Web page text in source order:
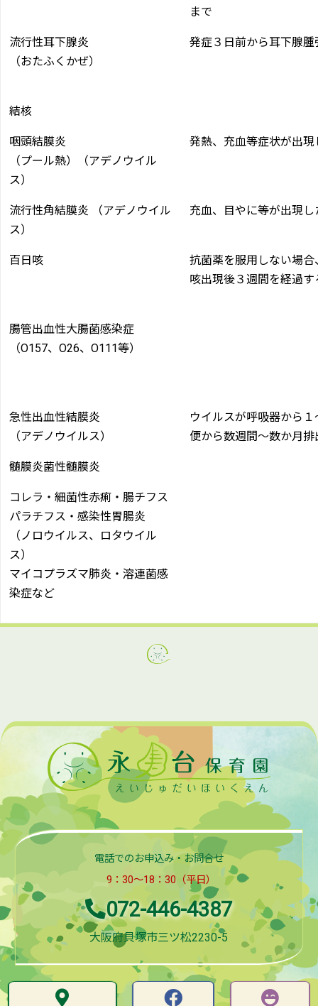
まで
流行性耳下腺炎
（おたふくかぜ）
発症３日前から耳下腺腫
結核
咽頭結膜炎
（プール熱）（アデノウイル
ス）
発熱、充血等症状が出現
流行性角結膜炎 （アデノウイル
ス）
充血、目やに等が出現し
百日咳
抗菌薬を服用しない場合
咳出現後３週間を経過す
腸管出血性大腸菌感染症
（O157、O26、O111等）
急性出血性結膜炎
（アデノウイルス）
ウイルスが呼吸器から
便から数週間～数か月排
髄膜炎菌性髄膜炎
コレラ・細菌性赤痢・腸チフス
パラチフス・感染性胃腸炎
（ノロウイルス、ロタウイル
ス）
マイコプラズマ肺炎・溶連菌感
染症など
電話でのお申込み・お問合せ
9：30～18：30（平日）
072-446-4387
大阪府貝塚市三ツ松2230-5